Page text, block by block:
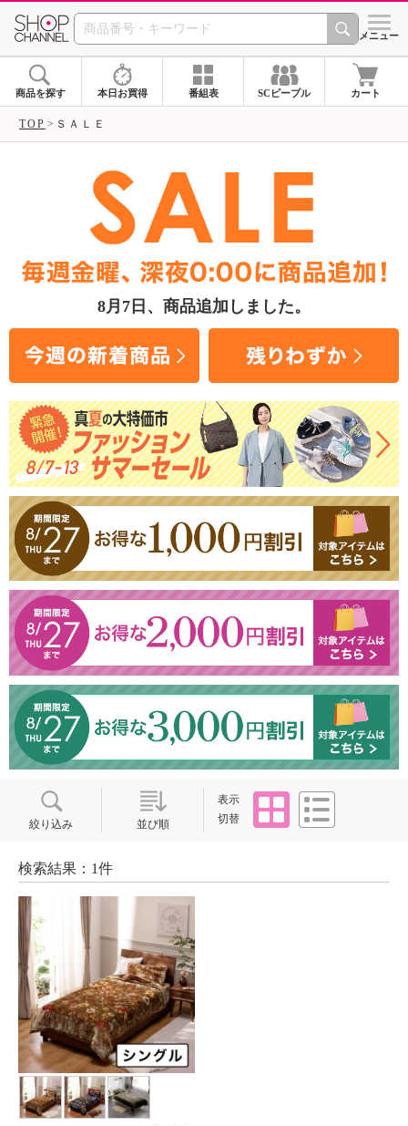
SHOP CHANNEL ショッ
メニュー
商品を探す 本日お買得 番組表 SCピープル カート
TOP ＳＡＬＥ
8月7日 、商品追加しました。
絞り込み 並び順
表示
切替
タイル
検索結果：1件